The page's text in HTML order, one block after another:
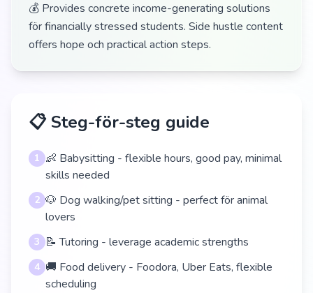
💰 Provides concrete income-generating solutions
för financially stressed students. Side hustle content
offers hope och practical action steps.
📋 Steg-för-steg guide
1 👶 Babysitting - flexible hours, good pay, minimal
skills needed
2 🐶 Dog walking/pet sitting - perfect för animal
lovers
3 📝 Tutoring - leverage academic strengths
4 🚚 Food delivery - Foodora, Uber Eats, flexible
scheduling